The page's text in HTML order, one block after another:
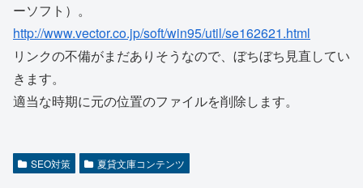
ーソフト）。
http://www.vector.co.jp/soft/win95/util/se162621.html
リンクの不備がまだありそうなので、ぼちぼち見直してい
きます。
適当な時期に元の位置のファイルを削除します。
SEO対策 夏貸文庫コンテンツ